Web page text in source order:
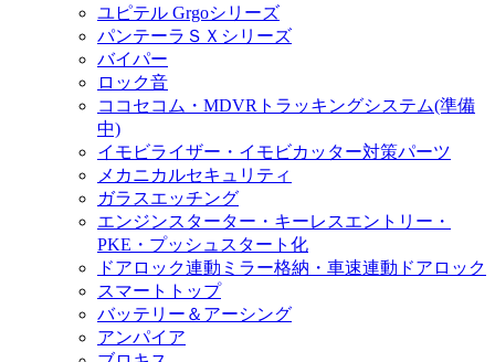
ユピテル Grgoシリーズ
パンテーラＳＸシリーズ
バイパー
ロック音
ココセコム・MDVRトラッキングシステム(準備
中)
イモビライザー・イモビカッター対策パーツ
メカニカルセキュリティ
ガラスエッチング
エンジンスターター・キーレスエントリー・
PKE・プッシュスタート化
ドアロック連動ミラー格納・車速連動ドアロック
スマートトップ
バッテリー＆アーシング
アンパイア